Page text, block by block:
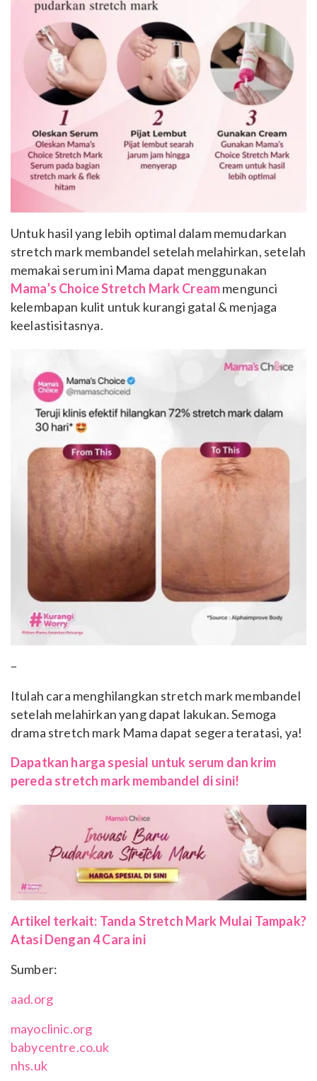
Untuk hasil yang lebih optimal dalam memudarkan
stretch mark membandel setelah melahirkan, setelah
memakai serum ini Mama dapat menggunakan
Mama’s Choice Stretch Mark Creammengunci
kelembapan kulit untuk kurangi gatal & menjaga
keelastisitasnya.
–
Itulah cara menghilangkan stretch mark membandel
setelah melahirkan yang dapat lakukan. Semoga
drama stretch mark Mama dapat segera teratasi, ya!
Dapatkan harga spesial untuk serum dan krim
pereda stretch mark membandel di sini!
Artikel terkait: Tanda Stretch Mark Mulai Tampak?
Atasi Dengan 4 Cara ini
Sumber:
aad.org
mayoclinic.org
babycentre.co.uk
nhs.uk